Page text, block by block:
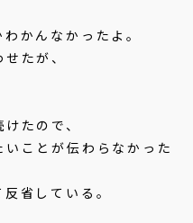
かんなかったよ。
たが、
たので、
ことが伝わらなかった
省している。